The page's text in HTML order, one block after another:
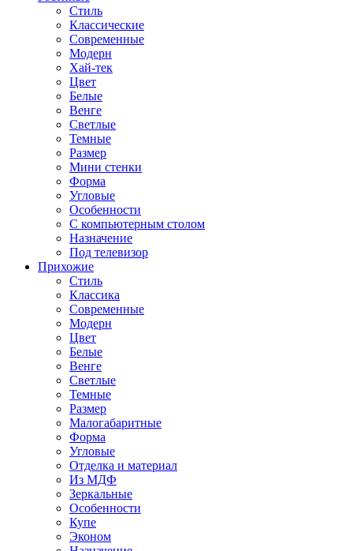
Стиль
Классические
Современные
Модерн
Хай-тек
Цвет
Белые
Венге
Светлые
Темные
Размер
Мини стенки
Форма
Угловые
Особенности
С компьютерным столом
Назначение
Под телевизор
Прихожие
Стиль
Классика
Современные
Модерн
Цвет
Белые
Венге
Светлые
Темные
Размер
Малогабаритные
Форма
Угловые
Отделка и материал
Из МДФ
Зеркальные
Особенности
Купе
Эконом